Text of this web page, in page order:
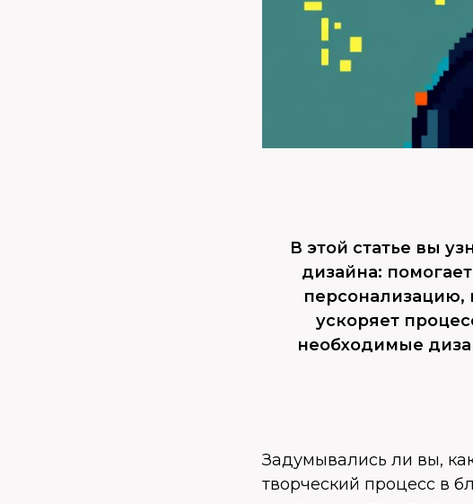
В этой статье вы
дизайна:
персонализацию,
ускоряет
необходимые
Задумывались ли вы,
творческий процесс в